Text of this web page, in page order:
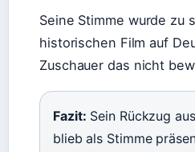
Seine Stimme wurde zu
historischen Film auf
Zuschauer das nicht
Fazit: Sein Rückzug
blieb als Stimme